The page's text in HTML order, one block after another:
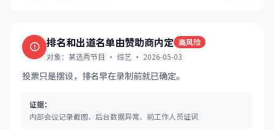
排名和出道名单由赞助商内定 高风险
对象：某选秀节目 · 综艺 · 2026-05-03
投票只是摆设，排名早在录制前就已确定。
证据：
内部会议记录截图、后台数据异常、前工作人员证词